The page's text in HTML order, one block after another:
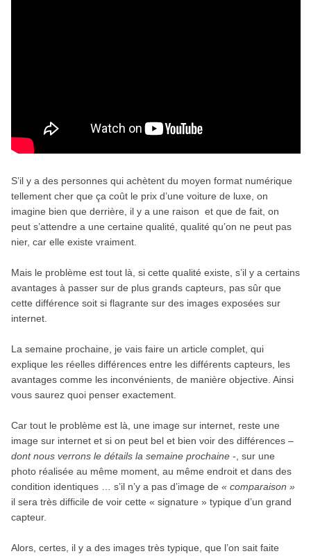
S’il y a des personnes qui achètent du moyen format numérique
tellement cher que ça coût le prix d’une voiture de luxe, on
imagine bien que derrière, il y a une raison et que de fait, on
peut s’attendre a une certaine qualité, qualité qu’on ne peut pas
nier, car elle existe vraiment.
Mais le problème est tout là, si cette qualité existe, s’il y a certains
avantages à passer sur de plus grands capteurs, pas sûr que
cette différence soit si flagrante sur des images exposées sur
internet.
La semaine prochaine, je vais faire un article complet, qui
explique les réelles différences entre les différents capteurs, les
avantages comme les inconvénients, de manière objective. Ainsi
vous saurez quoi penser exactement.
Car tout le problème est là, une image sur internet, reste une
image sur internet et si on peut bel et bien voir des différences –
dont nous verrons le détails la semaine prochaine-, sur une
photo réalisée au même moment, au même endroit et dans des
condition identiques … s’il n’y a pas d’image de « comparaison »
il sera très difficile de voir cette « signature » typique d’un grand
capteur.
Alors, certes, il y a des images très typique, que l’on sait faite